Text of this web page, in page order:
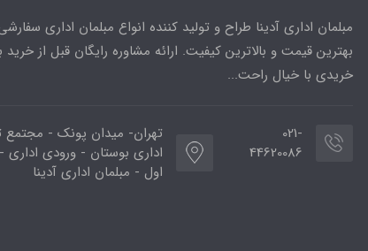
مبلمان اداری آدینا طراح و تولید کننده انواع مبلمان اداری
بهترین قیمت و بالاترین کیفیت. ارائه مشاوره رایگان قبل از خرید
خریدی با خیال راحت...
021-
44620086
تهران- میدان پونک - مجتمع
اداری بوستان - ورودی اداری
اول - مبلمان اداری آدینا